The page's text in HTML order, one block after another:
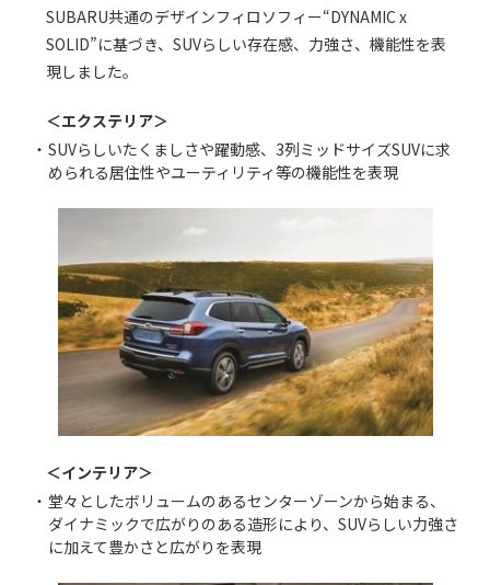
SUBARU共通のデザインフィロソフィー“DYNAMIC x
SOLID”に基づき、SUVらしい存在感、力強さ、機能性を表
現しました。
＜エクステリア＞
・ SUVらしいたくましさや躍動感、3列ミッドサイズSUVに求
められる居住性やユーティリティ等の機能性を表現
＜インテリア＞
・ 堂々としたボリュームのあるセンターゾーンから始まる、
ダイナミックで広がりのある造形により、SUVらしい力強さ
に加えて豊かさと広がりを表現